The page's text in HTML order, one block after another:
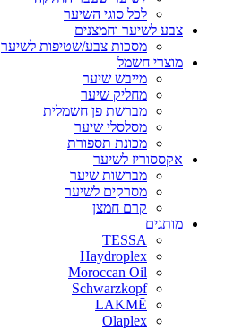
לכל סוגי השיער
צבע לשיער וחמצנים
מסכות צבע/שטיפות לשיער
מוצרי חשמל
מייבש שיער
מחליק שיער
מברשת פן חשמלית
מסלסלי שיער
מכונת תספורת
אקססוריז לשיער
מברשות שיער
מסרקים לשיער
קרם חמצן
מותגים
TESSA
Haydroplex
Moroccan Oil
Schwarzkopf
LAKMĒ
Olaplex